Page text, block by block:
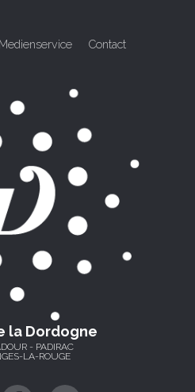
Medienservice Contact
la Dordogne
- PADIRAC
LA-ROUGE